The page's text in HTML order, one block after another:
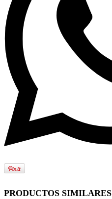
PRODUCTOS SIMILARES